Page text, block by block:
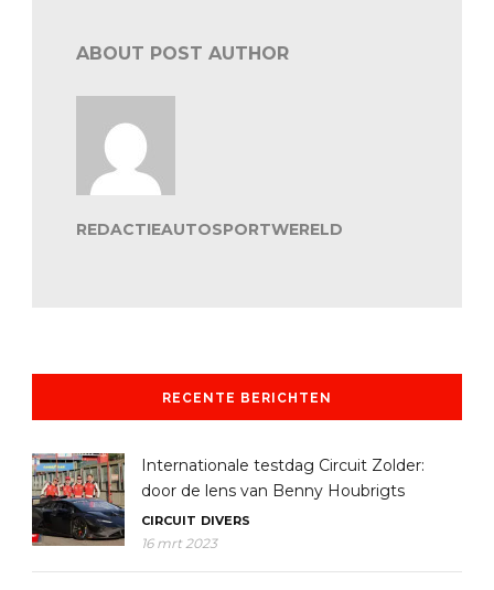
ABOUT POST AUTHOR
REDACTIEAUTOSPORTWERELD
RECENTE BERICHTEN
Internationale testdag Circuit Zolder:
door de lens van Benny Houbrigts
CIRCUIT DIVERS
16 mrt 2023